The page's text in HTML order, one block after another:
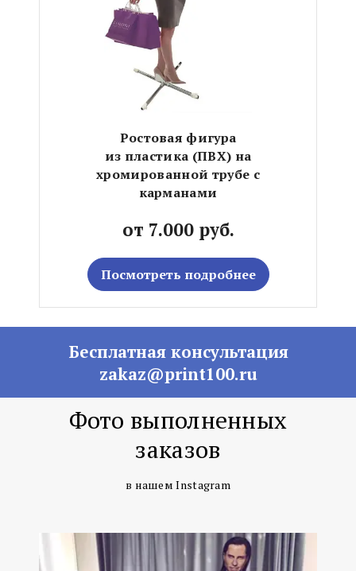
Ростовая фигура
из пластика (ПВХ) на
хромированной трубе с
карманами
от 7.000 руб.
Посмотреть подробнее
Бесплатная консультация
zakaz@print100.ru
Фото выполненных
заказов
в нашем Instagram